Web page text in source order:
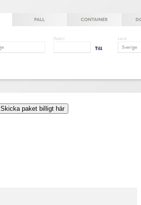
Skicka paket billigt här